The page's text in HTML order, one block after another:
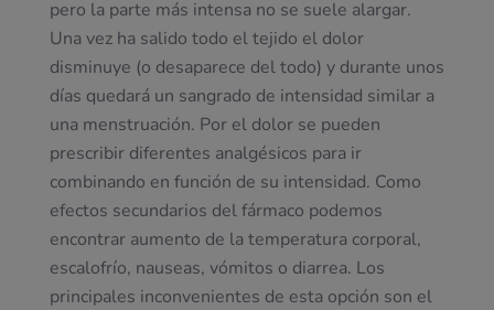
pero la parte más intensa no se suele alargar.
Una vez ha salido todo el tejido el dolor
disminuye (o desaparece del todo) y durante unos
días quedará un sangrado de intensidad similar a
una menstruación. Por el dolor se pueden
prescribir diferentes analgésicos para ir
combinando en función de su intensidad. Como
efectos secundarios del fármaco podemos
encontrar aumento de la temperatura corporal,
escalofrío, nauseas, vómitos o diarrea. Los
principales inconvenientes de esta opción son el